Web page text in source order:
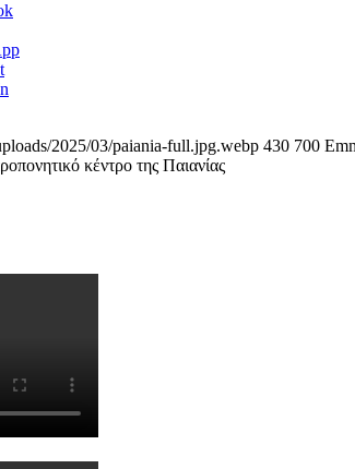
2025/03/paiania-full.jpg.webp 430 700
κέντρο της Παιανίας